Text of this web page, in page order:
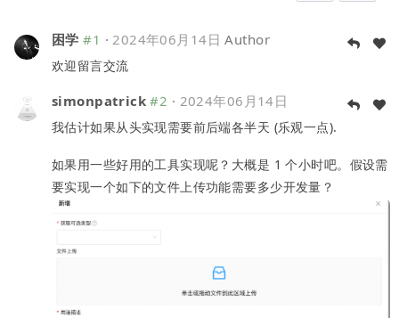
困学 #1 ·2024年06月14日 Author
欢迎留言交流
simonpatrick #2 · 2024年06月14日
我估计如果从头实现需要前后端各半天 (乐观一点).
如果用一些好用的工具实现呢？大概是 1 个小时吧。假设需
要实现一个如下的文件上传功能需要多少开发量？